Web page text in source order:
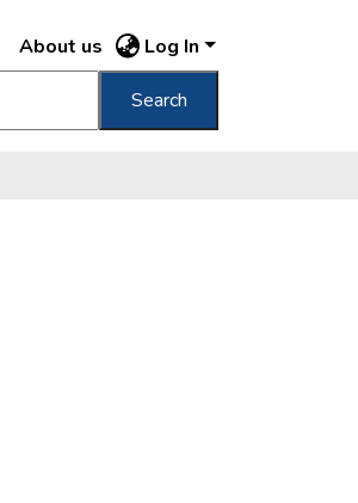
About us Log In
Search